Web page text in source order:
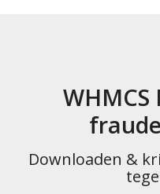
Downloaden &